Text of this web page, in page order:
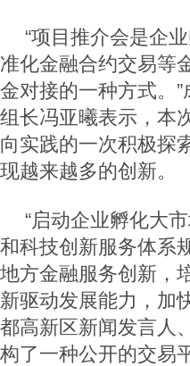
“项目推介会是企
准化金融合约交易等
金对接的一种方式。
组长冯亚曦表示，本
向实践的一次积极探
现越来越多的创新。
“启动企业孵化大
和科技创新服务体系
地方金融服务创新，
新驱动发展能力，加
都高新区新闻发言人
构了一种公开的交易